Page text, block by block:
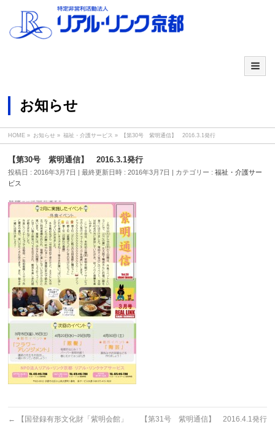
お知らせ
HOME » お知らせ » 福祉・介護サービス » 【第30号 紫明通信】 2016.3.1発行
【第30号 紫明通信】 2016.3.1発行
投稿日 : 2016年3月7日 最終更新日時 : 2016年3月7日 カテゴリー :福祉・介護サー
ビス
←
【国登録有形文化財「紫明会館」
【第31号 紫明通信】 2016.4.1発行